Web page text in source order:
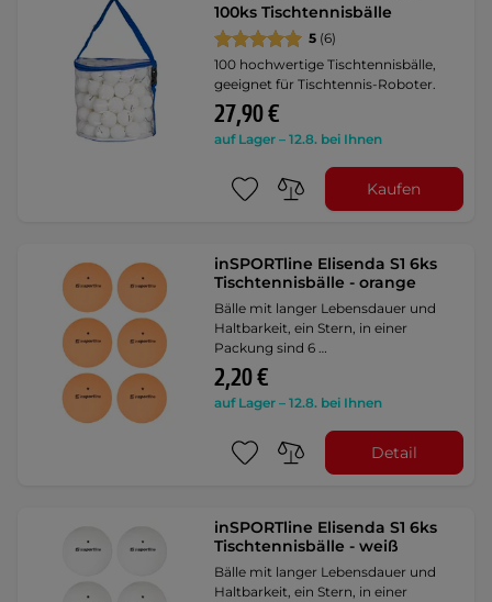
100ks Tischtennisbälle
5 (6)
100 hochwertige Tischtennisbälle,
geeignet für Tischtennis-Roboter.
27,90 €
auf Lager – 12.8. bei Ihnen
Kaufen
inSPORTline Elisenda S1 6ks
Tischtennisbälle - orange
Bälle mit langer Lebensdauer und
Haltbarkeit, ein Stern, in einer
Packung sind 6 …
2,20 €
auf Lager – 12.8. bei Ihnen
Detail
inSPORTline Elisenda S1 6ks
Tischtennisbälle - weiß
Bälle mit langer Lebensdauer und
Haltbarkeit, ein Stern, in einer